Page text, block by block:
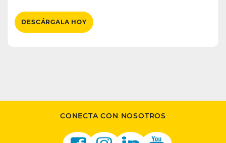
DESCÁRGALA HOY
CONECTA CON NOSOTROS